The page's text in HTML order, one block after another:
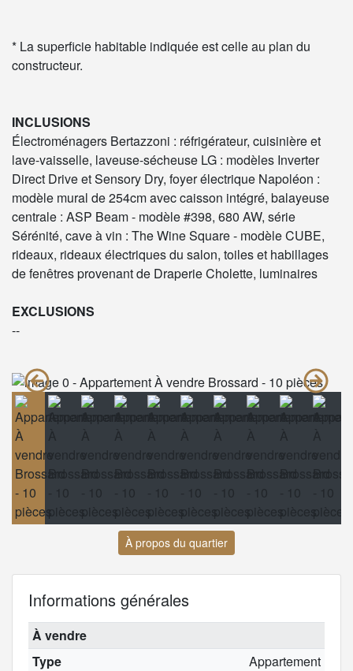
* La superficie habitable indiquée est celle au plan du
constructeur.
INCLUSIONS
Électroménagers Bertazzoni : réfrigérateur, cuisinière et
lave-vaisselle, laveuse-sécheuse LG : modèles Inverter
Direct Drive et Sensory Dry, foyer électrique Napoléon :
modèle mural de 254cm avec caisson intégré, balayeuse
centrale : ASP Beam - modèle #398, 680 AW, série
Sérénité, cave à vin : The Wine Square - modèle CUBE,
rideaux, rideaux électriques du salon, toiles et habillages
de fenêtres provenant de Draperie Cholette, luminaires
EXCLUSIONS
--
À propos du quartier
Informations générales
À vendre
Type
Appartement